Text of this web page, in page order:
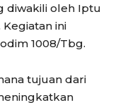
diwakili oleh Iptu
ini
1008/Tbg.
tujuan dari